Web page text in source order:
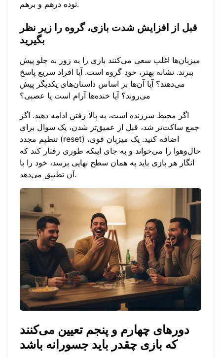
توده درهم و برهم.
قبل از افزایش شدت بازی، گروه را زیر نظر
بگیرید
میزبان‌ها اغلب سعی می‌کنند بازی را به زور به جلو پیش
ببرند. نشانه بهتر، خودِ گروه است. آیا افراد سریع پاسخ
می‌دهند؟ آیا آن‌ها بر اساس داستان‌های یکدیگر پیش
می‌روند؟ آیا خنده‌ها آرام است یا عصبی؟
اگر محیط سرزنده است، به بالا رفتن ادامه دهید. اگر
جمع ساکت‌تر شد، قبل از عمیق‌تر شدن، یک سوال برای
تنظیم مجدد (reset) اضافه کنید. یک میزبان قوی،
حال‌وهوا را می‌خواند و به جای اینکه طوری رفتار کند که
انگار هر بازی باید به همان سطح نهایی برسد، خود را با
آن تطبیق می‌دهد.
دورهای چهارم و پنجم تعیین می‌کنند
که بازی چقدر باید جسورانه باشد